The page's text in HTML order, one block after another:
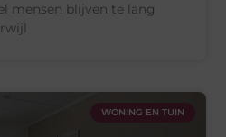
mensen blijven te lang
WONING EN TUIN